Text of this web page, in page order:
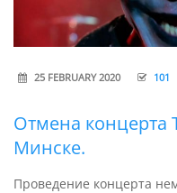
25 FEBRUARY 2020 101
Отмена концерта
Минске.
Проведение концерта